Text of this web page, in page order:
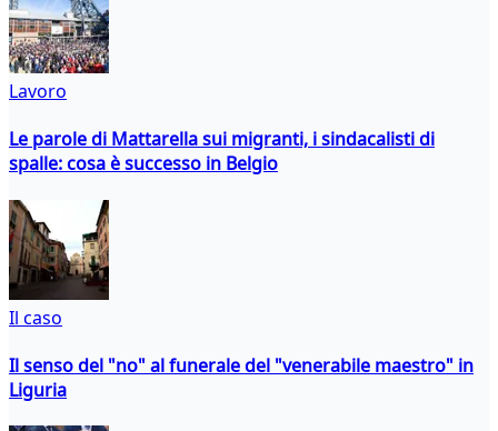
Lavoro
Le parole di Mattarella sui migranti, i sindacalisti di
spalle: cosa è successo in Belgio
Il caso
Il senso del "no" al funerale del "venerabile maestro" in
Liguria